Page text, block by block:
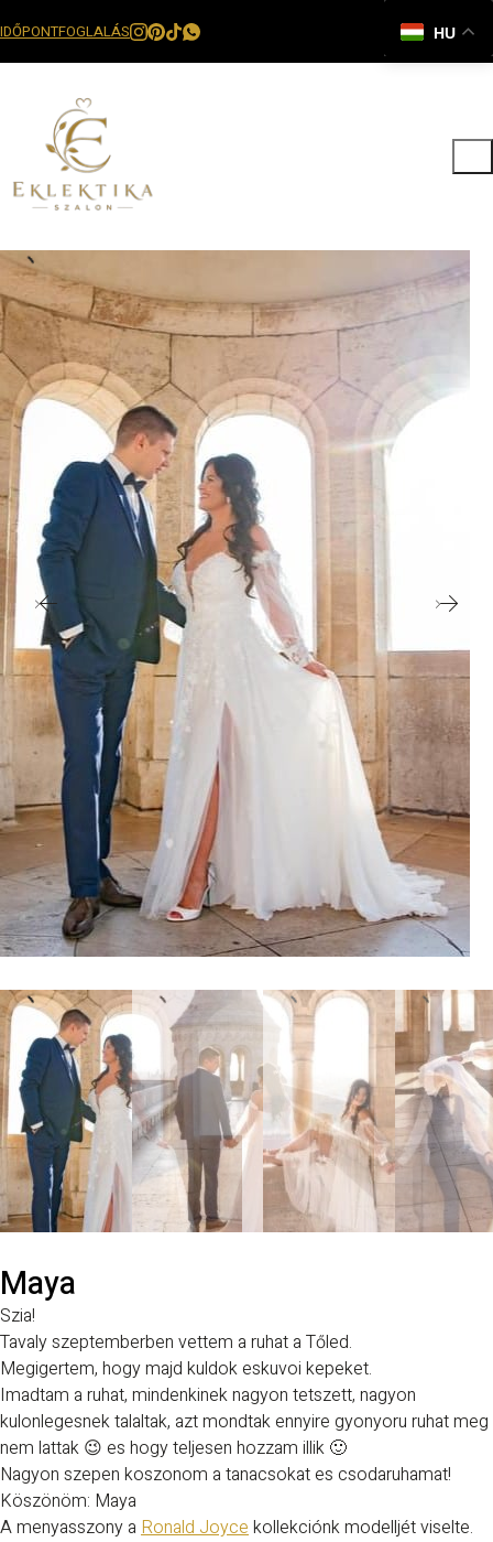
IDŐPONTFOGLALÁS HU
Maya
Szia!
Tavaly szeptemberben vettem a ruhat a Tőled.
Megigertem, hogy majd kuldok eskuvoi kepeket.
Imadtam a ruhat, mindenkinek nagyon tetszett, nagyon
kulonlegesnek talaltak, azt mondtak ennyire gyonyoru ruhat meg
nem lattak 😉 es hogy teljesen hozzam illik 🙂
Nagyon szepen koszonom a tanacsokat es csodaruhamat!
Köszönöm: Maya
A menyasszony a Ronald Joycekollekciónk modelljét viselte.